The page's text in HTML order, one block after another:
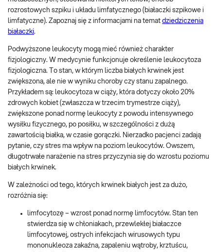
rozrostowych szpiku i układu limfatycznego (białaczki szpikowe i
limfatyczne). Zapoznaj się z informacjami na temat dziedziczenia
białaczki.
Podwyższone leukocyty mogą mieć również charakter
fizjologiczny. W medycynie funkcjonuje określenie leukocytoza
fizjologiczna. To stan, w którym liczba białych krwinek jest
zwiększona, ale nie w wyniku choroby czy stanu zapalnego.
Przykładem są: leukocytoza w ciąży, która dotyczy około 20%
zdrowych kobiet (zwłaszcza w trzecim trymestrze ciąży),
zwiększone ponad normę leukocyty z powodu intensywnego
wysiłku fizycznego, po posiłku, w szczególności z dużą
zawartością białka, w czasie gorączki. Nierzadko pacjenci zadają
pytanie, czy stres ma wpływ na poziom leukocytów. Owszem,
długotrwałe narażenie na stres przyczynia się do wzrostu poziomu
białych krwinek.
W zależności od tego, których krwinek białych jest za dużo,
rozróżnia się:
limfocytozę – wzrost ponad normę limfocytów. Stan ten
stwierdza się w chłoniakach, przewlekłej białaczce
limfocytowej, ostrych infekcjach wirusowych typu
mononukleoza zakaźna, zapaleniu wątroby, krztuścu,